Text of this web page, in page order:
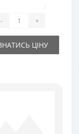
- +
ЦІНУ